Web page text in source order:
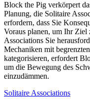
Block the Pig verkörpert
Planung, die Solitaire
erfordern, dass Sie
Voraus planen, um Ihr Ziel
Associations Sie
Mechaniken mit
kategorisieren, erfordert
um die Bewegung des
einzudämmen.
Solitaire Associations